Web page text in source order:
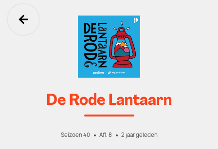
Ga terug
De Rode Lantaarn
Seizoen 40 Afl. 8 2 jaar geleden